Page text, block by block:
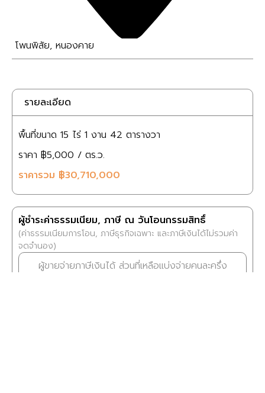
โพนพิสัย, หนองคาย
รายละเอียด
พื้นที่ขนาด 15 ไร่ 1 งาน 42 ตารางวา
ราคา ฿5,000 / ตร.ว.
ราคารวม ฿30,710,000
ผู้ชำระค่าธรรมเนียม, ภาษี ณ วันโอนกรรมสิทธิ์
(ค่าธรรมเนียมการโอน, ภาษีธุรกิจเฉพาะ และภาษีเงินได้ไม่รวมค่า
จดจำนอง)
ผู้ขายจ่ายภาษีเงินได้ ส่วนที่เหลือแบ่งจ่ายคนละครึ่ง